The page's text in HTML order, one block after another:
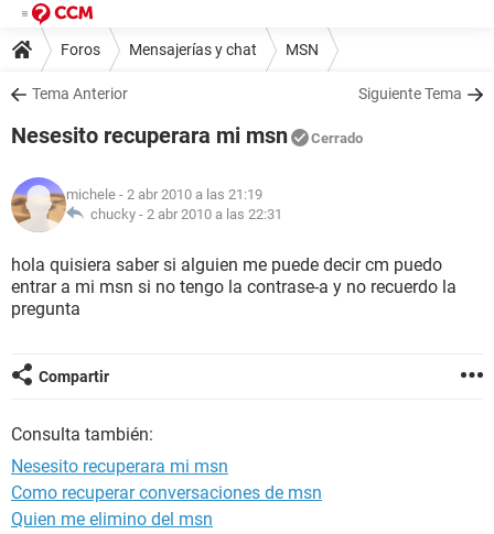
Foros Mensajerías y chat MSN
Tema Anterior Siguiente Tema
Nesesito recuperara mi msn Cerrado
michele - 2 abr 2010 a las 21:19
chucky - 2 abr 2010 a las 22:31
hola quisiera saber si alguien me puede decir cm puedo
entrar a mi msn si no tengo la contrase-a y no recuerdo la
pregunta
Compartir
Consulta también:
Nesesito recuperara mi msn
Como recuperar conversaciones de msn
Quien me elimino del msn